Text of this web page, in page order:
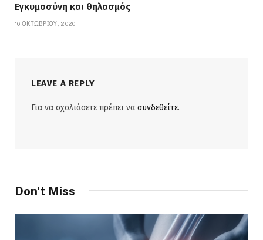
Εγκυμοσύνη και θηλασμός
16 ΟΚΤΩΒΡΊΟΥ, 2020
LEAVE A REPLY
Για να σχολιάσετε πρέπει να συνδεθείτε.
Don't Miss